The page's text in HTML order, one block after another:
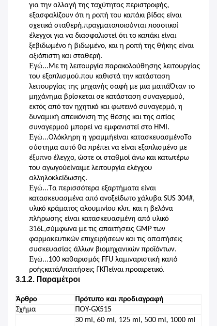
για την αλλαγή της ταχύτητας περιστροφής,
εξασφαλίζουν ότι η ροπή του καπάκι βίδας είναι
σχετικά σταθερή.πραγματοποιούνται ποσοτικοί
έλεγχοι για να διασφαλιστεί ότι το καπάκι είναι
ξεβιδωμένο ή βιδωμένο, και η ροπή της θήκης είναι
αξιόπιστη και σταθερή.
Εγώ...Με τη λειτουργία παρακολούθησης λειτουργίας
του εξοπλισμού.που καθιστά την κατάσταση
λειτουργίας της μηχανής σαφή με μια ματιάΌταν το
μηχάνημα βρίσκεται σε κατάσταση συναγερμού,
εκτός από τον ηχητικό και φωτεινό συναγερμό, η
δυναμική απεικόνιση της θέσης και της αιτίας
συναγερμού μπορεί να εμφανιστεί στο HMI.
Εγώ...Ολόκληρη η γραμμήείναι κατασκευασμένοΤο
σύστημα αυτό θα πρέπει να είναι εξοπλισμένο με
έξυπνο έλεγχο, ώστε οι σταθμοί άνω και κατωτέρω
του αγωγούείναιμε λειτουργία ελέγχου
αλληλοκλείδωσης.
Εγώ...Τα περισσότερα εξαρτήματα είναι
κατασκευασμένα από ανοξείδωτο χάλυβα SUS 304#,
υλικό κράματος αλουμινίου κλπ. και η βελόνα
πλήρωσης είναι κατασκευασμένη από υλικό
316L,σύμφωνα με τις απαιτήσεις GMP των
φαρμακευτικών επιχειρήσεων και τις απαιτήσεις
συσκευασίας άλλων βιομηχανικών προϊόντων.
Εγώ...100 καθαρισμός FFU λαμιναριστική καπό
ροήςκατάΑπαιτήσεις ΓΚΠείναι προαιρετικό.
3.1.2. Παραμέτροι
Άρθρο
Πρότυπο και προδιαγραφή
Σχήμα
ΠΟΥ-GX515
30 ml, 60 ml, 125 ml, 500 ml, 1000 ml